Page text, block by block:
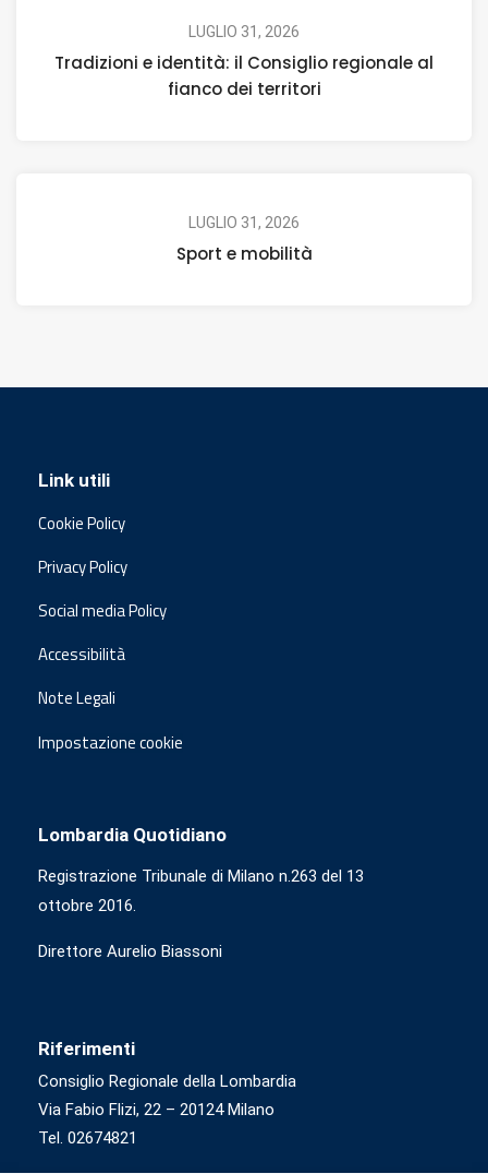
LUGLIO 31, 2026
Tradizioni e identità: il Consiglio regionale al
fianco dei territori
LUGLIO 31, 2026
Sport e mobilità
Link utili
Cookie Policy
Privacy Policy
Social media Policy
Accessibilità
Note Legali
Impostazione cookie
Lombardia Quotidiano
Registrazione Tribunale di Milano n.263 del 13
ottobre 2016.
Direttore Aurelio Biassoni
Riferimenti
Consiglio Regionale della Lombardia
Via Fabio Flizi, 22 – 20124 Milano
Tel. 02674821